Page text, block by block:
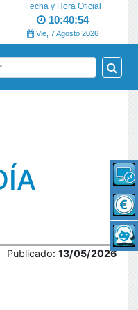
Fecha y Hora Oficial
10:40:54
Vie, 7 Agosto 2026
Publicado: 13/05/2026